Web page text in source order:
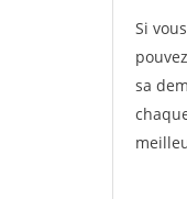
Si
sa